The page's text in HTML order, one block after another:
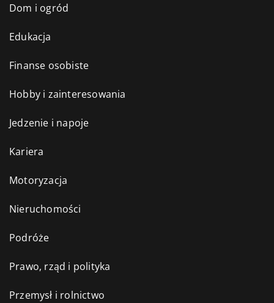
Dom i ogród
Edukacja
Finanse osobiste
Hobby i zainteresowania
Jedzenie i napoje
Kariera
Motoryzacja
Nieruchomości
Podróże
Prawo, rząd i polityka
Przemysł i rolnictwo